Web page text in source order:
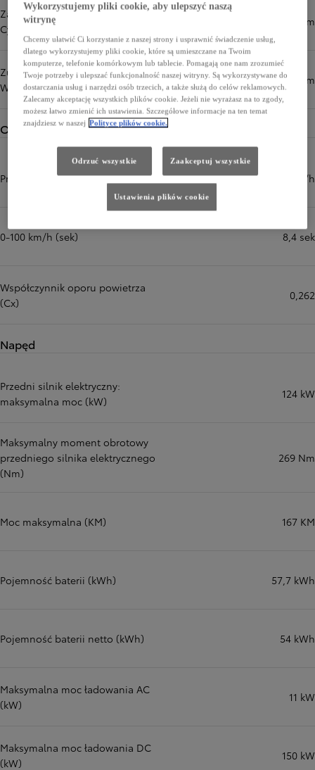
Zasięg w trybie elektrycznym -
Cykl mieszany WLTP (km) do
458 km
Zużycie energii – Cykl mieszany
WLTP
13,4 kWh/100km
Osiągi
Prędkość maksymalna (km/h) 140 km/h
0-100 km/h (sek) 8,4 sek
Współczynnik oporu powietrza
(Cx)
0,262
Napęd
Przedni silnik elektryczny:
maksymalna moc (kW)
124 kW
Maksymalny moment obrotowy
przedniego silnika elektrycznego
(Nm)
269 Nm
Moc maksymalna (KM) 167 KM
Pojemność baterii (kWh) 57,7 kWh
Pojemność baterii netto (kWh) 54 kWh
Maksymalna moc ładowania AC
(kW)
11 kW
Maksymalna moc ładowania DC
(kW)
150 kW
Wykorzystujemy pliki cookie, aby ulepszyć naszą
witrynę
Chcemy ułatwić Ci korzystanie z naszej strony i usprawnić świadczenie usług,
dlatego wykorzystujemy pliki cookie, które są umieszczane na Twoim
komputerze, telefonie komórkowym lub tablecie. Pomagają one nam zrozumieć
Twoje potrzeby i ulepszać funkcjonalność naszej witryny. Są wykorzystywane do
dostarczania usług i narzędzi osób trzecich, a także służą do celów reklamowych.
Zalecamy akceptację wszystkich plików cookie. Jeżeli nie wyrażasz na to zgody,
możesz łatwo zmienić ich ustawienia. Szczegółowe informacje na ten temat
znajdziesz w naszej Polityce plików cookie.
Odrzuć wszystkie Zaakceptuj wszystkie
Ustawienia plików cookie